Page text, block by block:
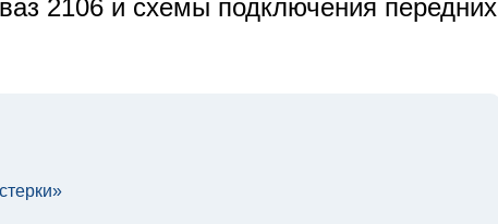
2106 и схемы подключения передних